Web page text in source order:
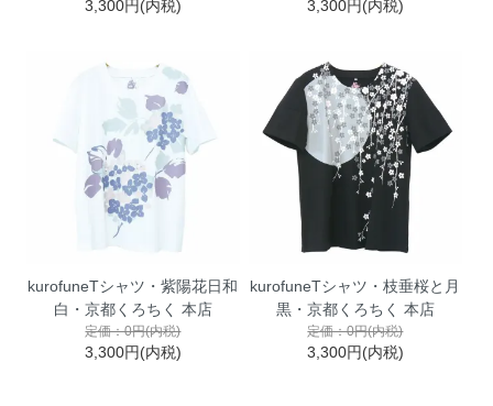
3,300円(内税) 3,300円(内税)
kurofuneTシャツ・紫陽花日和
白・京都くろちく 本店
定価：0円(内税)
3,300円(内税)
kurofuneTシャツ・枝垂桜と月
黒・京都くろちく 本店
定価：0円(内税)
3,300円(内税)